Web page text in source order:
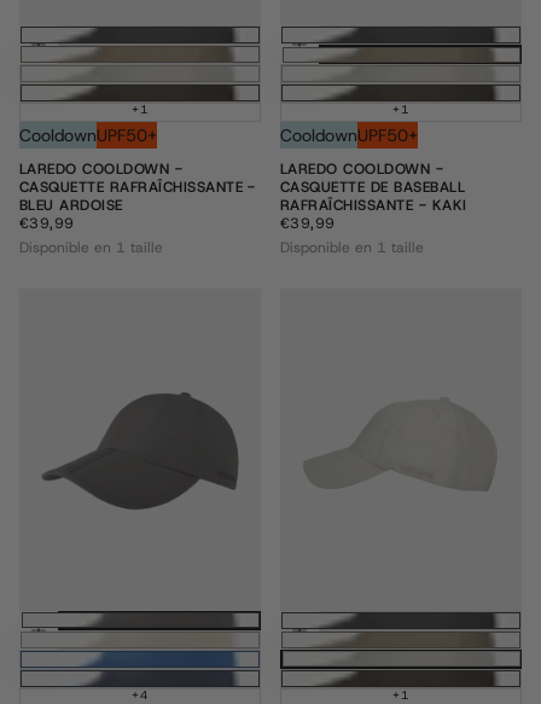
Ajouter au panier
+1
CooldownUPF50+
LAREDO COOLDOWN -
CASQUETTE RAFRAÎCHISSANTE -
BLEU ARDOISE
€39,99
PRIX
RÉGULIER
€39,99
Disponible en 1 taille
Ajouter au
+1
CooldownUPF50+
LAREDO COOLDOWN -
CASQUETTE DE BASEBALL
RAFRAÎCHISSANTE - KAKI
€39,99
PRIX
RÉGULIER
€39,99
Disponible en 1 taille
Ajouter au panier
+4
Ajouter au
+1